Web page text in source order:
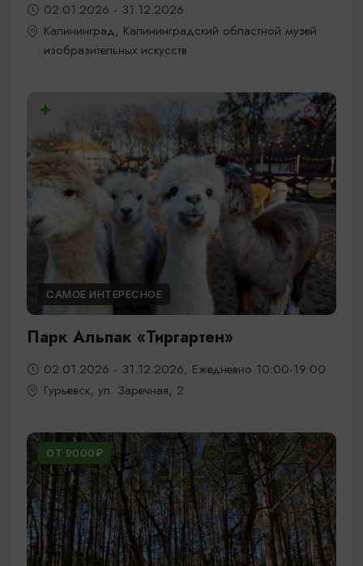
02.01.2026 - 31.12.2026
Калининград, Калининградский областной музей
изобразительных искусств
САМОЕ ИНТЕРЕСНОЕ
Парк Альпак «Тиргартен»
02.01.2026 - 31.12.2026, Ежедневно 10:00-19:00
Гурьевск, ул. Заречная, 2
ОТ 9000₽